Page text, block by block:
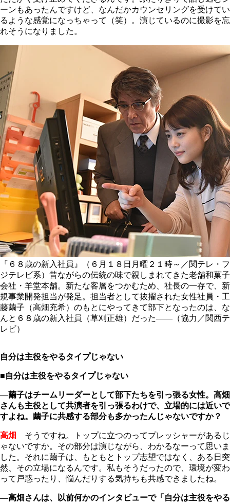
ーンもあったんですけど、なんだかカウンセリングを受けてい
るような感覚になっちゃって（笑）。演じているのに撮影を忘
れそうになりました。
『６８歳の新入社員』（６月１８日月曜２１時～／関テレ・フ
ジテレビ系）昔ながらの伝統の味で親しまれてきた老舗和菓子
会社・羊堂本舗。新たな客層をつかむため、社長の一存で、新
規事業開発担当が発足。担当者として抜擢された女性社員・工
藤繭子（高畑充希）のもとにやってきて部下となったのは、な
んと６８歳の新入社員（草刈正雄）だった――（協力／関西テ
レビ）
自分は主役をやるタイプじゃない
■自分は主役をやるタイプじゃない
―繭子はチームリーダーとして部下たちを引っ張る女性。高畑
さんも主役として共演者を引っ張るわけで、立場的には近いで
すよね。繭子に共感する部分も多かったんじゃないですか？
高畑
そうですね。トップに立つのってプレッシャーがあるじ
ゃないですか。その部分は演じながら、わかるなーって思いま
した。それに繭子は、もともとトップ志望ではなく、ある日突
然、その立場になるんです。私もそうだったので、環境が変わ
って戸惑ったり、悩んだりする気持ちも共感できましたね。
―高畑さんは、以前何かのインタビューで「自分は主役をやる